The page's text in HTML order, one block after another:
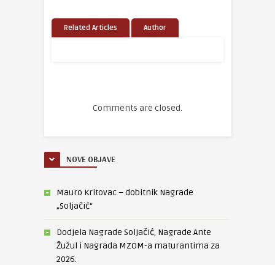
Related Articles Author
Comments are closed.
NOVE OBJAVE
Mauro Kritovac – dobitnik Nagrade
„Soljačić“
Dodjela Nagrade Soljačić, Nagrade Ante
Žužul i Nagrada MZOM-a maturantima za
2026.